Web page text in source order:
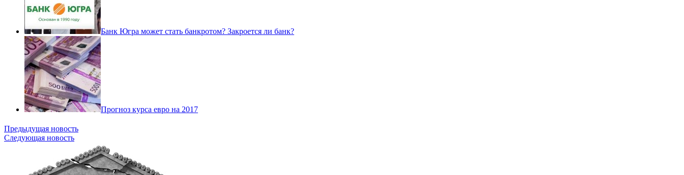
Банк Югра может стать банкротом? Закроется ли банк?
Прогноз курса евро на 2017
Предыдущая новость
Следующая новость